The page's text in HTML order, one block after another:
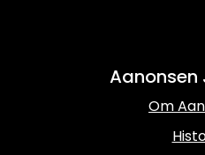
Aanonsen
Om